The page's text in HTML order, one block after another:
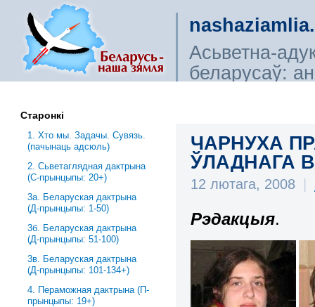
Асьветна-
беларусаў:
ЧАРНУХА
ЎЛАДНАГА
12 лютага, 2008 |
Рэдакцыя.
Старонкі
1. Хто мы. Задачы. Сувязь.
(пачынаць адсюль)
2. Сьветаглядная дактрына
(С-прынцыпы: 20+)
3a. Беларуская дактрына
(Д-прынцыпы: 1-50)
3б. Беларуская дактрына
(Д-прынцыпы: 51-100)
3в. Беларуская дактрына
(Д-прынцыпы: 101-134+)
4. Пераможная дактрына (П-
прынцыпы: 19+)